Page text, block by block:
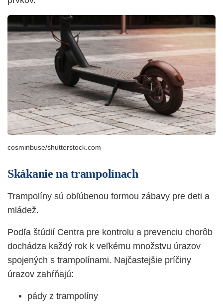
cosminbuse/shutterstock.com
Skákanie na trampolínach
Trampolíny sú obľúbenou formou zábavy pre deti a
mládež.
Podľa štúdií Centra pre kontrolu a prevenciu chorôb
dochádza každý rok k veľkému množstvu úrazov
spojených s trampolínami. Najčastejšie príčiny
úrazov zahŕňajú:
pády z trampolíny